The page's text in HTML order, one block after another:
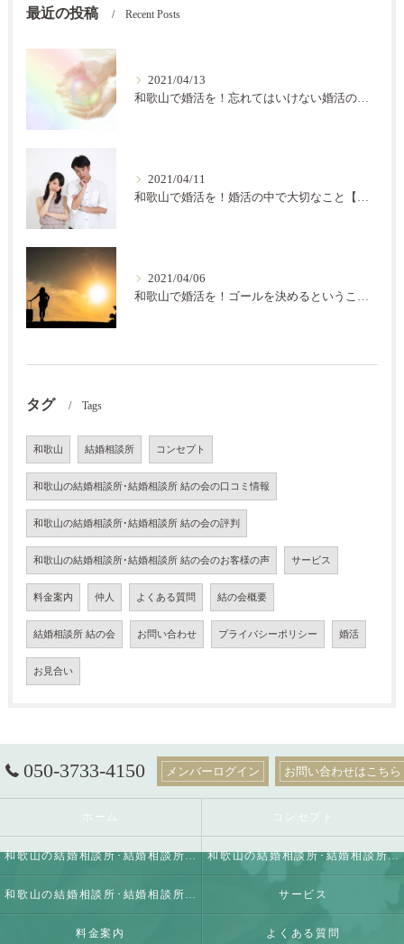
最近の投稿 Recent Posts
2021/04/13
和歌山で婚活を！忘れてはいけない婚活の秘訣【結の会】
2021/04/11
和歌山で婚活を！婚活の中で大切なこと【結の会】
2021/04/06
和歌山で婚活を！ゴールを決めるということ【結の会】
タグ Tags
和歌山 結婚相談所 コンセプト
和歌山の結婚相談所･結婚相談所 結の会の口コミ情報
和歌山の結婚相談所･結婚相談所 結の会の評判
和歌山の結婚相談所･結婚相談所 結の会のお客様の声 サービス
料金案内 仲人 よくある質問 結の会概要
結婚相談所 結の会 お問い合わせ プライバシーポリシー 婚活
お見合い
050-3733-4150 メンバーログイン お問い合わせはこちら
ホーム コンセプト
和歌山の結婚相談所･結婚相談所 結の会の口コミ情報 和歌山の結婚相談所･結婚相談所 結の会の評判
和歌山の結婚相談所･結婚相談所 結の会のお客様の声 サービス
料金案内 よくある質問